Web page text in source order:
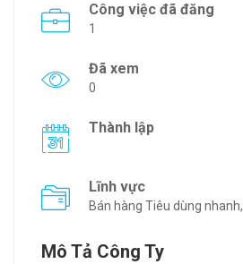
Công việc đã đăng
1
Đã xem
0
Thành lập
Lĩnh vực
Bán hàng Tiêu dùng nhanh,
Mô Tả Công Ty